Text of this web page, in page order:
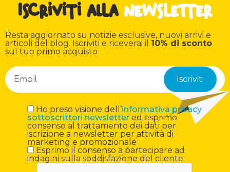
Iscriviti alla newsletter
Resta aggiornato su notizie esclusive, nuovi arrivi e
articoli del blog. Iscriviti e riceverai il 10% di sconto
sul tuo primo acquisto
Ho preso visione dell’informativa privacy
sottoscrittori newslettered esprimo
consenso al trattamento dei dati per
iscrizione a newsletter per attività di
marketing e promozionale
Esprimo il consenso a partecipare ad
indagini sulla soddisfazione del cliente